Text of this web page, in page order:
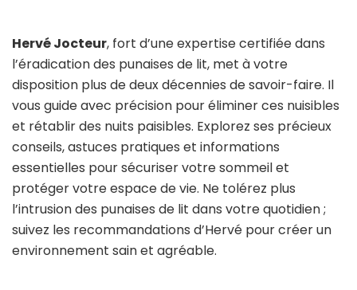
Hervé Jocteur, fort d’une expertise certifiée dans
l’éradication des punaises de lit, met à votre
disposition plus de deux décennies de savoir-faire. Il
vous guide avec précision pour éliminer ces nuisibles
et rétablir des nuits paisibles. Explorez ses précieux
conseils, astuces pratiques et informations
essentielles pour sécuriser votre sommeil et
protéger votre espace de vie. Ne tolérez plus
l’intrusion des punaises de lit dans votre quotidien ;
suivez les recommandations d’Hervé pour créer un
environnement sain et agréable.